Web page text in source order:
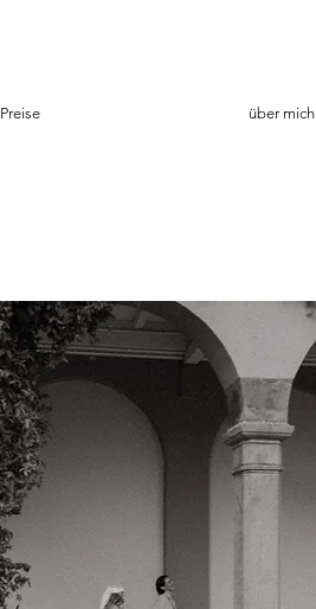
Preise über mich